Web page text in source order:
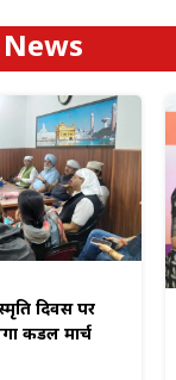
दिवस पर
कैंडल मार्च